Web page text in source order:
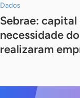
Dados
Sebrae:
necessidade
realizaram